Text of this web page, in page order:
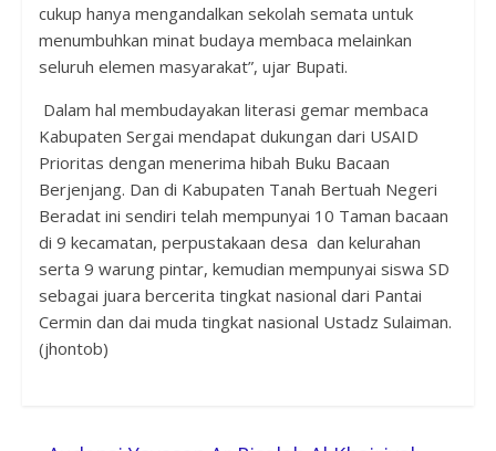
cukup hanya mengandalkan sekolah semata untuk
menumbuhkan minat budaya membaca melainkan
seluruh elemen masyarakat”, ujar Bupati.
Dalam hal membudayakan literasi gemar membaca
Kabupaten Sergai mendapat dukungan dari USAID
Prioritas dengan menerima hibah Buku Bacaan
Berjenjang. Dan di Kabupaten Tanah Bertuah Negeri
Beradat ini sendiri telah mempunyai 10 Taman bacaan
di 9 kecamatan, perpustakaan desa dan kelurahan
serta 9 warung pintar, kemudian mempunyai siswa SD
sebagai juara bercerita tingkat nasional dari Pantai
Cermin dan dai muda tingkat nasional Ustadz Sulaiman.
(jhontob)